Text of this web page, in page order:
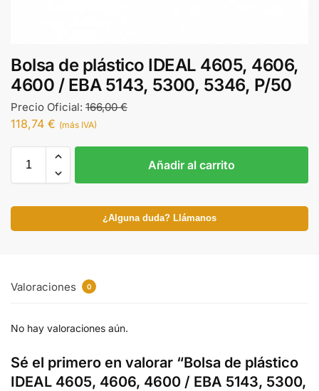
Bolsa de plástico IDEAL 4605, 4606,
4600 / EBA 5143, 5300, 5346, P/50
Precio Oficial: 166,00€
118,74 € (más IVA)
Añadir al carrito
¿Alguna duda? Llámanos
Valoraciones 0
No hay valoraciones aún.
Sé el primero en valorar “Bolsa de plástico
IDEAL 4605, 4606, 4600 / EBA 5143, 5300,